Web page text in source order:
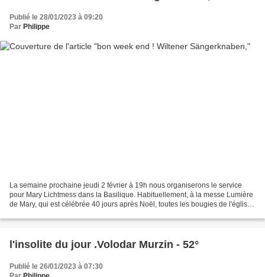
Publié le 28/01/2023 à 09:20
Par Philippe
La semaine prochaine jeudi 2 février à 19h nous organiserons le service
pour Mary Lichtmess dans la Basilique. Habituellement, à la messe Lumière
de Mary, qui est célébrée 40 jours après Noël, toutes les bougies de l'église
l'insolite du jour .Volodar Murzin - 52°
Publié le 26/01/2023 à 07:30